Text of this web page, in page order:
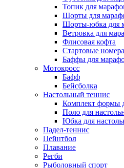
Топик для
Шорты для
Шорты-юбка для
Ветровка для
Флисовая кофта
Стартовые
Баффы для
Мотокросс
Бафф
Бейсболка
Настольный теннис
Комплект формы
Поло для
Юбка для
Падел-теннис
Пейнтбол
Плавание
Регби
Рыболовный спорт